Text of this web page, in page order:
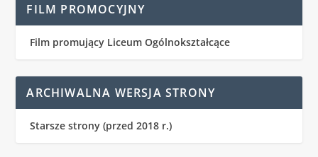
FILM PROMOCYJNY
Film promujący Liceum Ogólnokształcące
ARCHIWALNA WERSJA STRONY
Starsze strony (przed 2018 r.)